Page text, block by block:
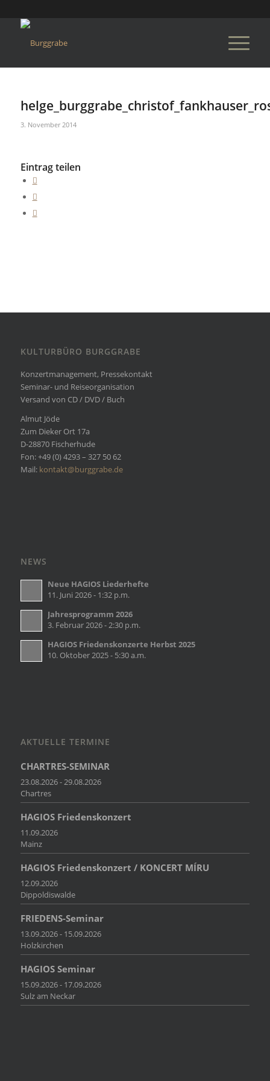
3. November 2014
Eintrag teilen
KULTURBÜRO BURGGRABE
Konzertmanagement, Pressekontakt
Seminar- und Reiseorganisation
Versand von CD / DVD / Buch
Almut Jöde
Zum Dieker Ort 17a
D-28870 Fischerhude
Fon: +49 (0) 4293 – 327 50 62
Mail: kontakt@burggrabe.de
NEWS
Neue HAGIOS Liederhefte
11. Juni 2026 - 1:32 p.m.
Jahresprogramm 2026
3. Februar 2026 - 2:30 p.m.
HAGIOS Friedenskonzerte Herbst 2025
10. Oktober 2025 - 5:30 a.m.
AKTUELLE TERMINE
CHARTRES-SEMINAR
23.08.2026 - 29.08.2026
Chartres
HAGIOS Friedenskonzert
11.09.2026
Mainz
HAGIOS Friedenskonzert / KONCERT MÍRU
12.09.2026
Dippoldiswalde
FRIEDENS-Seminar
13.09.2026 - 15.09.2026
Holzkirchen
HAGIOS Seminar
15.09.2026 - 17.09.2026
Sulz am Neckar